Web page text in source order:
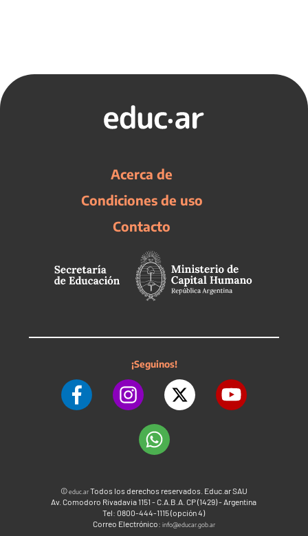
Acerca de
Condiciones de uso
Contacto
¡Seguinos!
©educ.arTodos los derechos reservados. Educ.ar SAU
Av. Comodoro Rivadavia 1151 - C.A.B.A. CP (1429) - Argentina
Tel: 0800-444-1115 (opción 4)
Correo Electrónico: info@educar.gob.ar